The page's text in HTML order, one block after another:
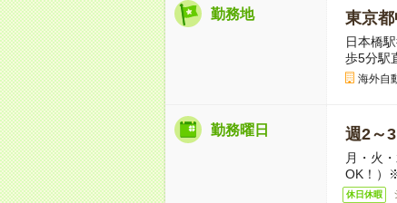
勤務地 東京
日本橋
歩5分駅
海外自
勤務曜日 週2～3
月・火
OK！）
休日休暇